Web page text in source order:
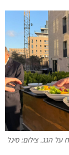
הגג. צילום: סיגל